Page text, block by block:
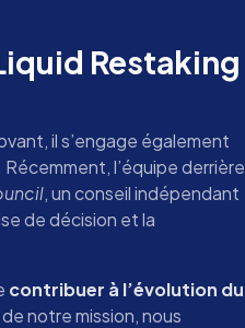
Restaking
il s’engage également
l’équipe derrière
, un conseil indépendant
de décision et la
contribuer à l’évolution du
notre mission, nous